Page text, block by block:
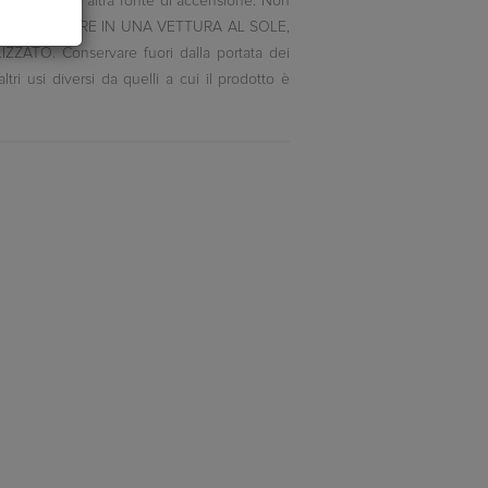
ESPORRE IN UNA VETTURA AL SOLE,
Conservare fuori dalla portata dei
usi diversi da quelli a cui il prodotto è